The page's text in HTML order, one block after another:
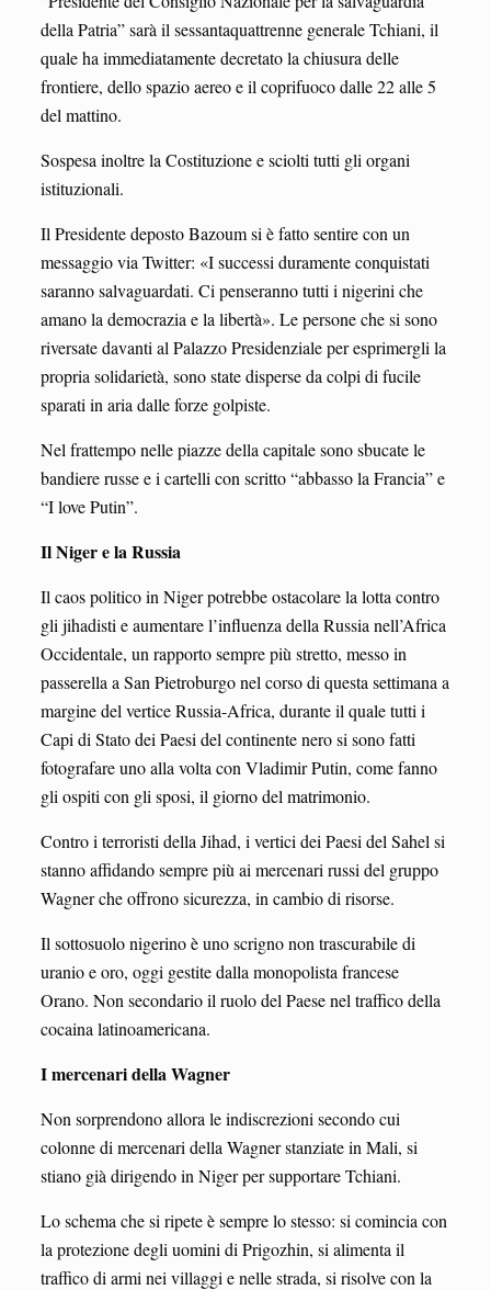
della Patria” sarà il sessantaquattrenne generale Tchiani, il
quale ha immediatamente decretato la chiusura delle
frontiere, dello spazio aereo e il coprifuoco dalle 22 alle 5
del mattino.
Sospesa inoltre la Costituzione e sciolti tutti gli organi
istituzionali.
Il Presidente deposto Bazoum si è fatto sentire con un
messaggio via Twitter: «I successi duramente conquistati
saranno salvaguardati. Ci penseranno tutti i nigerini che
amano la democrazia e la libertà». Le persone che si sono
riversate davanti al Palazzo Presidenziale per esprimergli la
propria solidarietà, sono state disperse da colpi di fucile
sparati in aria dalle forze golpiste.
Nel frattempo nelle piazze della capitale sono sbucate le
bandiere russe e i cartelli con scritto “abbasso la Francia” e
“I love Putin”.
Il Niger e la Russia
Il caos politico in Niger potrebbe ostacolare la lotta contro
gli jihadisti e aumentare l’influenza della Russia nell’Africa
Occidentale, un rapporto sempre più stretto, messo in
passerella a San Pietroburgo nel corso di questa settimana a
margine del vertice Russia-Africa, durante il quale tutti i
Capi di Stato dei Paesi del continente nero si sono fatti
fotografare uno alla volta con Vladimir Putin, come fanno
gli ospiti con gli sposi, il giorno del matrimonio.
Contro i terroristi della Jihad, i vertici dei Paesi del Sahel si
stanno affidando sempre più ai mercenari russi del gruppo
Wagner che offrono sicurezza, in cambio di risorse.
Il sottosuolo nigerino è uno scrigno non trascurabile di
uranio e oro, oggi gestite dalla monopolista francese
Orano. Non secondario il ruolo del Paese nel traffico della
cocaina latinoamericana.
I mercenari della Wagner
Non sorprendono allora le indiscrezioni secondo cui
colonne di mercenari della Wagner stanziate in Mali, si
stiano già dirigendo in Niger per supportare Tchiani.
Lo schema che si ripete è sempre lo stesso: si comincia con
la protezione degli uomini di Prigozhin, si alimenta il
traffico di armi nei villaggi e nelle strada, si risolve con la